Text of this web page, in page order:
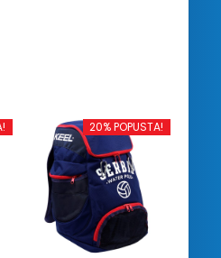
izabrane
stranici
proizvoda.
20% POPUSTA!